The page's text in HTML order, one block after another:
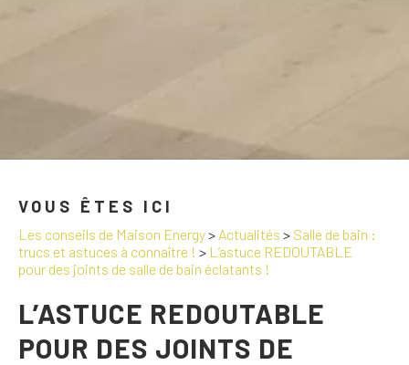
VOUS ÊTES ICI
Les conseils de Maison Energy> Actualités > Salle de bain :
trucs et astuces à connaître ! > L’astuce REDOUTABLE
pour des joints de salle de bain éclatants !
L’ASTUCE REDOUTABLE
POUR DES JOINTS DE